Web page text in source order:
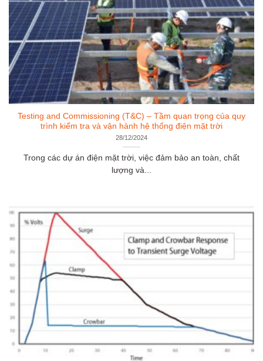
Testing and Commissioning (T&C) – Tầm quan trọng của quy
trình kiểm tra và vận hành hệ thống điện mặt trời
28/12/2024
Trong các dự án điện mặt trời, việc đảm bảo an toàn, chất
lượng và...